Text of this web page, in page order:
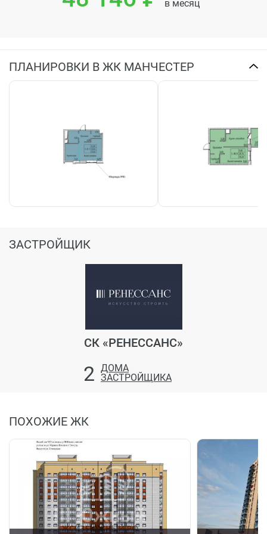
Строительство квартир ЖК Манчестер – август 2022
«фотоотчет».
Дом построен, ведутся внутренние работы.
Впереди еще работа по благоутройству территории.
задать уточняющие вопросы – оставьте свою заявку
Строительство квартир ЖК Манчестер – июль 2022
Посмотреть динамику строительства можно в разделе
Чтобы купить квартиру в Вологде в ЖК Манчестер или
задать уточняющие вопросы – оставьте свою заявку
Посмотреть динамику строительства можно в разделе
«фотоотчет».
Чтобы купить квартиру в Вологде в ЖК Манчестер или
задать уточняющие вопросы – оставьте свою заявку
на сайте и вам перезвонит застройщик.
Строительство квартир ЖК Манчестер – май 2022
в месяц
ПЛАНИРОВКИ В ЖК МАНЧЕСТЕР
ЗАСТРОЙЩИК
СК «РЕНЕССАНС»
2 ДОМА
ЗАСТРОЙЩИКА
ПОХОЖИЕ ЖК